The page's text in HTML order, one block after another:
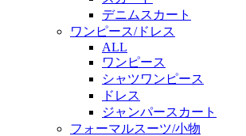
デニムスカート
ワンピース/ドレス
ALL
ワンピース
シャツワンピース
ドレス
ジャンパースカート
フォーマルスーツ/小物